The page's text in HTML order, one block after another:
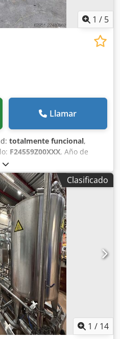
1 / 5
Llamar
totalmente funcional,
F24559Z00XXX, Año de
, altura de elevación:4.390
, tipo de combustible:
, altura de construcción:
1.150 mm, tipo de
de gran elevación
Centro de carga: 600
Afieha Estado:
Estado técnico: normal
Clasificado
1 / 14